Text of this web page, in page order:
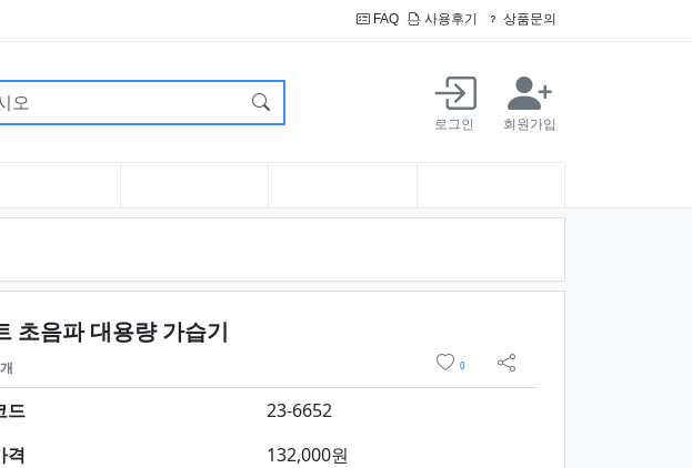
FAQ 사용후기 상품문의
필수
로그인 회원가입
초음파 대용량 가습기
0
sns 공유
드
23-6652
격
132,000원